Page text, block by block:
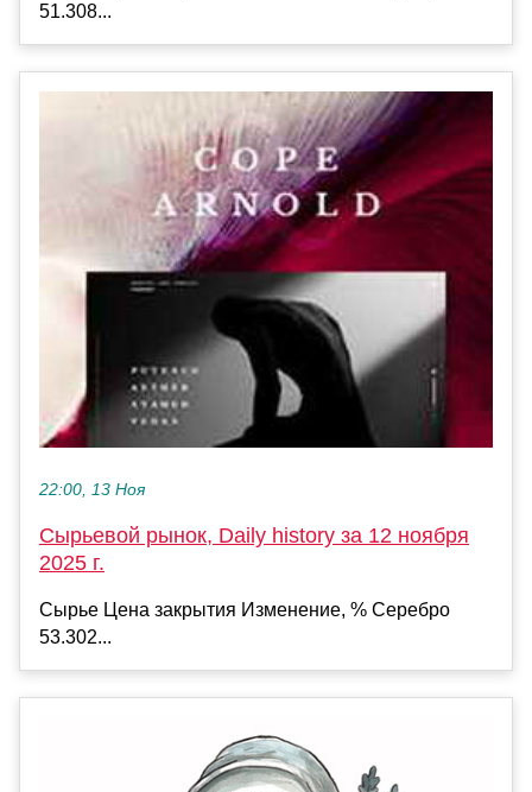
51.308...
22:00, 13 Ноя
Сырьевой рынок, Daily history за 12 ноября
2025 г.
Сырье Цена закрытия Изменение, % Серебро
53.302...